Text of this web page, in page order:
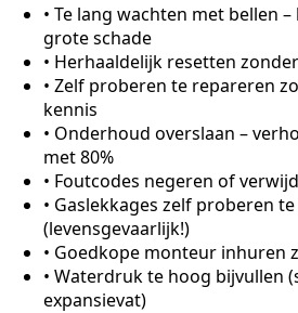
• Te lang wachten met bellen
grote schade
• Herhaaldelijk resetten
• Zelf proberen te repareren
kennis
• Onderhoud overslaan –
met 80%
• Foutcodes negeren of
• Gaslekkages zelf proberen
(levensgevaarlijk!)
• Goedkope monteur inhuren
• Waterdruk te hoog bijvullen
expansievat)